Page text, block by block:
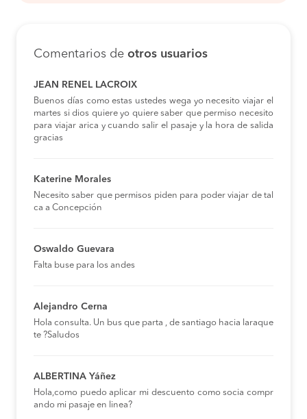
Comentarios de otros usuarios
JEAN RENEL LACROIX
Buenos días como estas ustedes wega yo necesito viajar el
martes si dios quiere yo quiere saber que permiso necesito
para viajar arica y cuando salir el pasaje y la hora de salida
gracias
Katerine Morales
Necesito saber que permisos piden para poder viajar de tal
ca a Concepción
Oswaldo Guevara
Falta buse para los andes
Alejandro Cerna
Hola consulta. Un bus que parta , de santiago hacia laraque
te ?Saludos
ALBERTINA Yáñez
Hola,como puedo aplicar mi descuento como socia compr
ando mi pasaje en linea?